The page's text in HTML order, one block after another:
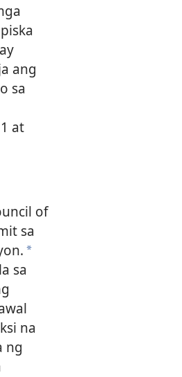
ang
sa
at
of
sa
*
sa
na
ng